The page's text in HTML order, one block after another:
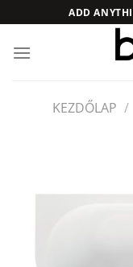
to
content
ADD
KEZDŐLAP /